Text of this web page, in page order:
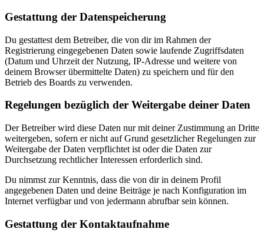
Gestattung der Datenspeicherung
Du gestattest dem Betreiber, die von dir im Rahmen der
Registrierung eingegebenen Daten sowie laufende Zugriffsdaten
(Datum und Uhrzeit der Nutzung, IP-Adresse und weitere von
deinem Browser übermittelte Daten) zu speichern und für den
Betrieb des Boards zu verwenden.
Regelungen bezüglich der Weitergabe deiner Daten
Der Betreiber wird diese Daten nur mit deiner Zustimmung an Dritte
weitergeben, sofern er nicht auf Grund gesetzlicher Regelungen zur
Weitergabe der Daten verpflichtet ist oder die Daten zur
Durchsetzung rechtlicher Interessen erforderlich sind.
Du nimmst zur Kenntnis, dass die von dir in deinem Profil
angegebenen Daten und deine Beiträge je nach Konfiguration im
Internet verfügbar und von jedermann abrufbar sein können.
Gestattung der Kontaktaufnahme